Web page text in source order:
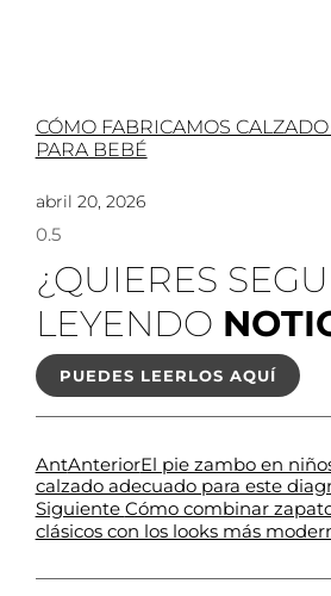
CÓMO FABRICAMOS
PARA BEBÉ
abril 20, 2026
¿QUIERES
LEYENDO
PUEDES LEERLOS AQUÍ
AntAnteriorEl pie zambo en
calzado adecuado para este
Siguiente Cómo combinar
clásicos con los looks más